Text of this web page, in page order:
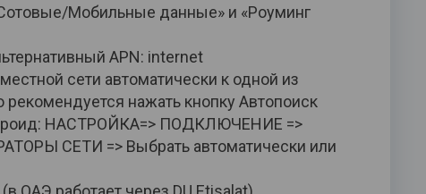
Мобильные данные» и «Роуминг
APN: internet
сети автоматически к одной из
нажать кнопку Автопоиск
НАСТРОЙКА=> ПОДКЛЮЧЕНИЕ =>
СЕТИ => Выбрать автоматически или